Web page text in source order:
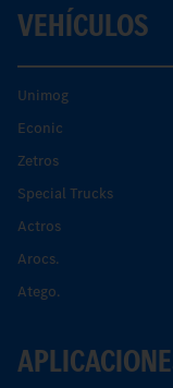
VEHÍCULOS
Unimog
Econic
Zetros
Special Trucks
Actros
Arocs.
Atego.